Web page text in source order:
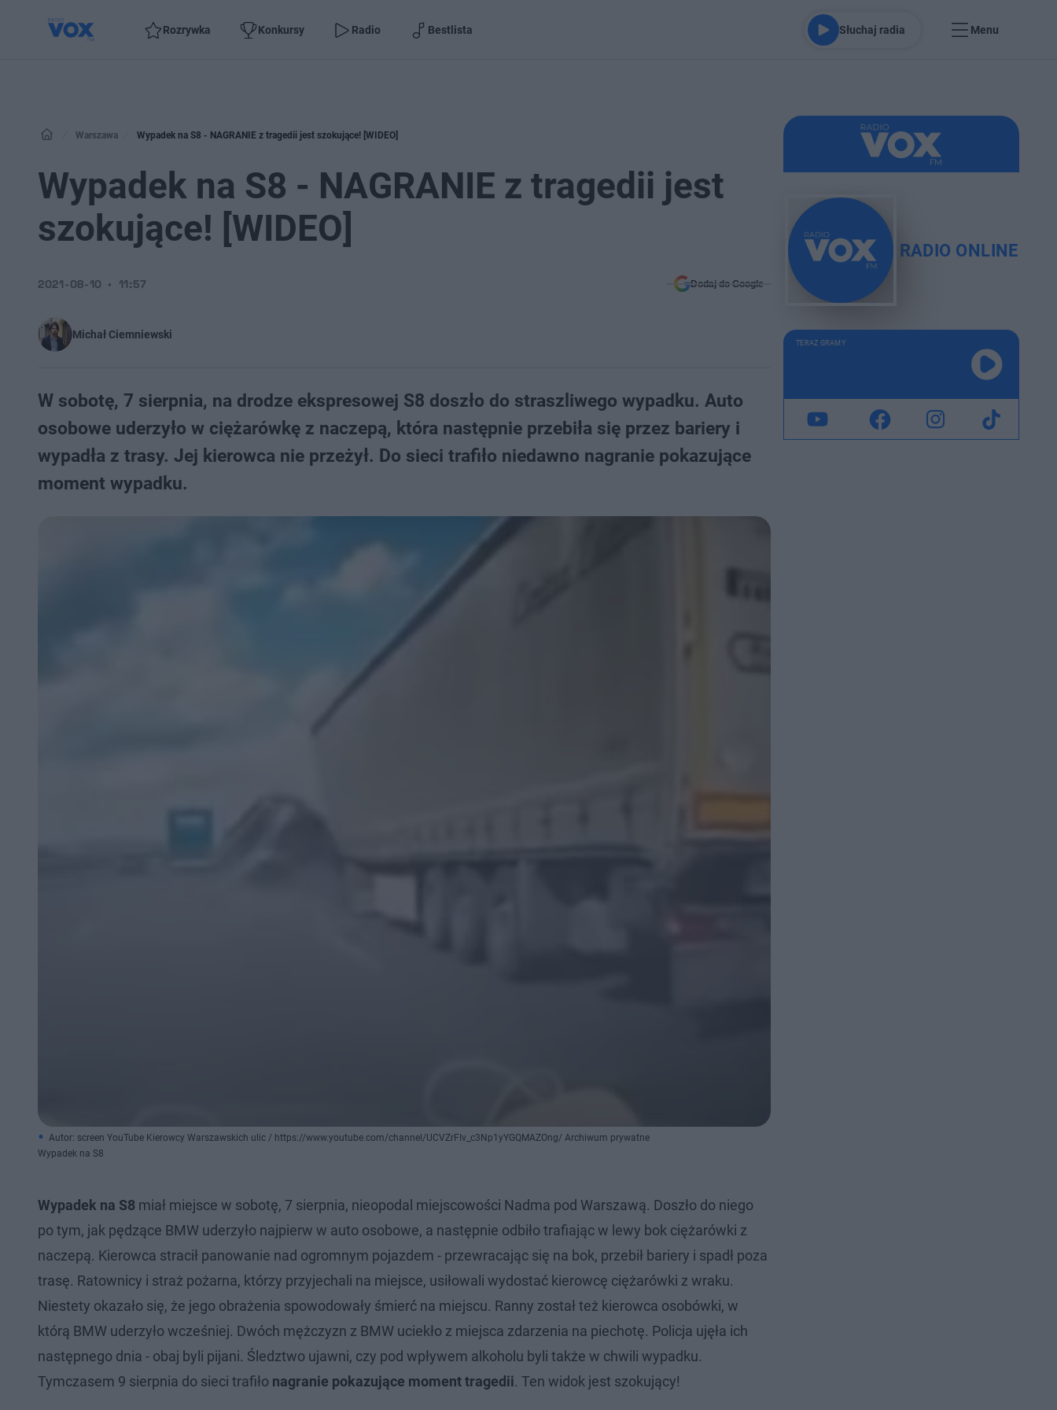
Rozrywka Konkursy Radio Bestlista Słuchaj radia Menu
Warszawa Wypadek na S8 - NAGRANIE z tragedii jest szokujące! [WIDEO]
Wypadek na S8 - NAGRANIE z tragedii jest
szokujące! [WIDEO]
Michał Ciemniewski
2021-08-10 11:57 Dodaj do Google
W sobotę, 7 sierpnia, na drodze ekspresowej S8 doszło do straszliwego wypadku. Auto
osobowe uderzyło w ciężarówkę z naczepą, która następnie przebiła się przez bariery i
wypadła z trasy. Jej kierowca nie przeżył. Do sieci trafiło niedawno nagranie pokazujące
moment wypadku.
Autor: screen YouTube Kierowcy Warszawskich ulic / https://www.youtube.com/channel/UCVZrFIv_c3Np1yYGQMAZOng/ Archiwum prywatne
Wypadek na S8
Wypadek na S8 miał miejsce w sobotę, 7 sierpnia, nieopodal miejscowości Nadma pod Warszawą. Doszło do niego
po tym, jak pędzące BMW uderzyło najpierw w auto osobowe, a następnie odbiło trafiając w lewy bok ciężarówki z
naczepą. Kierowca stracił panowanie nad ogromnym pojazdem - przewracając się na bok, przebił bariery i spadł poza
trasę. Ratownicy i straż pożarna, którzy przyjechali na miejsce, usiłowali wydostać kierowcę ciężarówki z wraku.
Niestety okazało się, że jego obrażenia spowodowały śmierć na miejscu. Ranny został też kierowca osobówki, w
którą BMW uderzyło wcześniej. Dwóch mężczyzn z BMW uciekło z miejsca zdarzenia na piechotę. Policja ujęła ich
następnego dnia - obaj byli pijani. Śledztwo ujawni, czy pod wpływem alkoholu byli także w chwili wypadku.
Tymczasem 9 sierpnia do sieci trafiło nagranie pokazujące moment tragedii. Ten widok jest szokujący!
RADIO ONLINE
TERAZ GRAMY